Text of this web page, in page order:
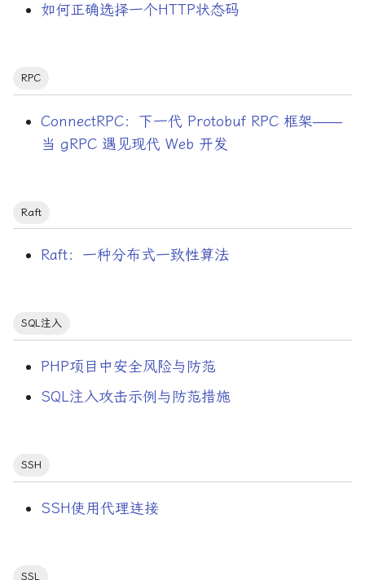
矩阵
程序内存布局
终端复用
统计学
编码与协议
编码与协议/FLAC
编程技巧
如何正确选择一个HTTP状态码
RPC
ConnectRPC：下一代 Protobuf RPC 框架——
当 gRPC 遇见现代 Web 开发
Raft
Raft：一种分布式一致性算法
SQL注入
PHP项目中安全风险与防范
SQL注入攻击示例与防范措施
SSH
SSH使用代理连接
SSL